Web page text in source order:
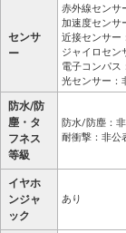
センサ
ー
赤外線センサ
加速度センサ
近接センサー
ジャイロセン
電子コンパス
光センサー：
防水/防
塵・タ
フネス
等級
防水/防塵：
耐衝撃：非公
イヤホ
ンジャ
ック
あり